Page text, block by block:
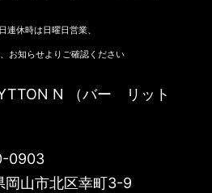
連休時は日曜日営業、
お知らせよりご確認ください
N （バー リット
0903
北区幸町3-9